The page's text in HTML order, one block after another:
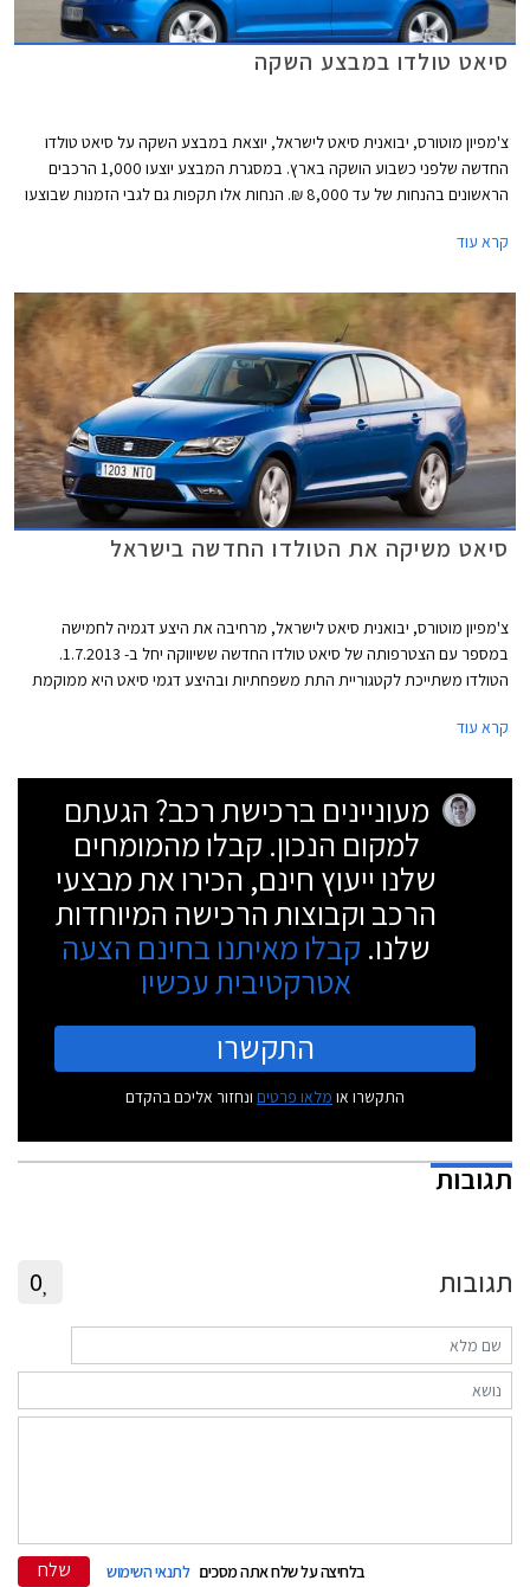
סיאט טולדו במבצע השקה
צ'מפיון מוטורס, יבואנית סיאט לישראל, יוצאת במבצע השקה על סיאט טולדו
החדשה שלפני כשבוע הושקה בארץ. במסגרת המבצע יוצעו 1,000 הרכבים
הראשונים בהנחות של עד 8,000 ₪. הנחות אלו תקפות גם לגבי הזמנות שבוצעו
קרא עוד
סיאט משיקה את הטולדו החדשה בישראל
צ'מפיון מוטורס, יבואנית סיאט לישראל, מרחיבה את היצע דגמיה לחמישה
במספר עם הצטרפותה של סיאט טולדו החדשה ששיווקה יחל ב- 1.7.2013.
הטולדו משתייכת לקטגוריית התת משפחתיות ובהיצע דגמי סיאט היא ממוקמת
ראפיד ומציעה שימושיות ומימדים מרווחים הן בתא הנוסעים והן בתא המטען,
קרא עוד
מעוניינים ברכישת רכב? הגעתם
למקום הנכון. קבלו מהמומחים
שלנו ייעוץ חינם, הכירו את מבצעי
הרכב וקבוצות הרכישה המיוחדות
שלנו. קבלו מאיתנו בחינם הצעה
אטרקטיבית עכשיו
התקשרו
התקשרו או מלאו פרטים ונחזור אליכם בהקדם
תגובות
תגובות 0
בלחיצה על שלח אתה מסכים לתנאי השימוש שלח